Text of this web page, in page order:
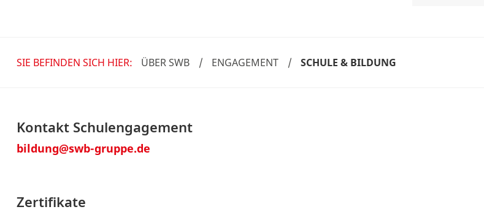
SIE BEFINDEN SICH HIER: ÜBER SWB / ENGAGEMENT / SCHULE & BILDUNG
Kontakt Schulengagement
bildung@swb-gruppe.de
Zertifikate